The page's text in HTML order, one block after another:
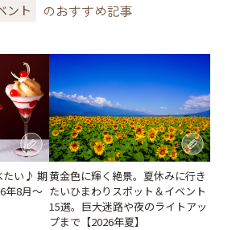
ント のおすすめ記事
たい♪ 期
年8月～
黄金色に輝く絶景。夏休みに行き
たいひまわりスポット＆イベント
15選。巨大迷路や夜のライトアッ
プまで【2026年夏】